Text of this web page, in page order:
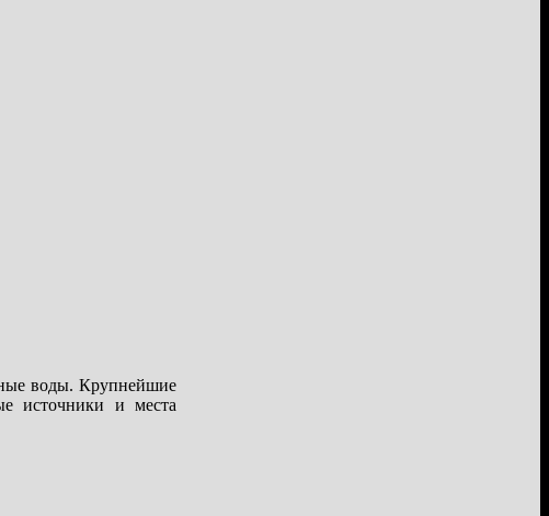
воды. Крупнейшие
источники и места